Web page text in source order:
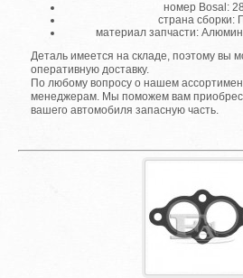
номер Bosal:
страна сборки:
материал запчасти:
Деталь имеется на складе, поэтому вы
оперативную доставку.
По любому вопросу о нашем
менеджерам. Мы поможем вам
вашего автомобиля запасную часть.